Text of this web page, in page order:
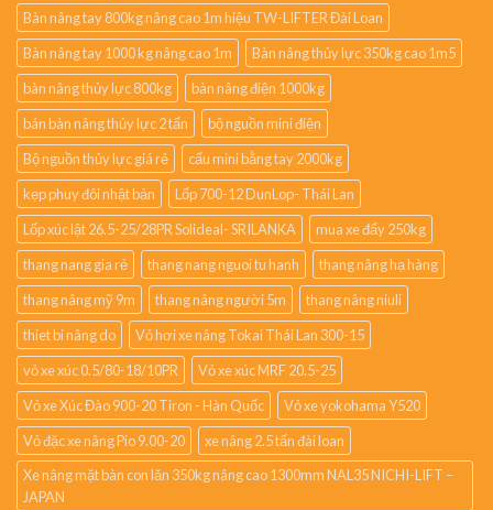
Bàn nâng tay 800kg nâng cao 1m hiệu TW-LIFTER Đài Loan
Bàn nâng tay 1000 kg nâng cao 1m
Bàn nâng thủy lực 350kg cao 1m5
bàn nâng thủy lực 800kg
bàn nâng điện 1000kg
bán bàn nâng thủy lực 2 tấn
bộ nguồn mini điện
Bộ nguồn thủy lực giá rẻ
cẩu mini bằng tay 2000kg
kẹp phuy đôi nhật bản
Lốp 700-12 DunLop- Thái Lan
Lốp xúc lật 26.5-25/28PR Solideal- SRILANKA
mua xe đẩy 250kg
thang nang gia rẻ
thang nang nguoi tu hanh
thang nâng hạ hàng
thang nâng mỹ 9m
thang nâng người 5m
thang nâng niuli
thiet bi nâng do
Vỏ hơi xe nâng Tokai Thái Lan 300-15
vỏ xe xúc 0.5/80-18/10PR
Vỏ xe xúc MRF 20.5-25
Vỏ xe Xúc Đào 900-20 Tiron - Hàn Quốc
Vỏ xe yokohama Y520
Vỏ đặc xe nâng Pio 9.00-20
xe nâng 2.5 tấn đài loan
Xe nâng mặt bàn con lăn 350kg nâng cao 1300mm NAL35 NICHI-LIFT –
JAPAN